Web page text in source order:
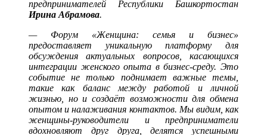
предпринимателей Республики Башкортостан
Ирина Абрамова.
— Форум «Женщина: семья и бизнес»
предоставляет уникальную платформу для
обсуждения актуальных вопросов, касающихся
интеграции женского опыта в бизнес-среду. Это
событие не только поднимает важные темы,
такие как баланс между работой и личной
жизнью, но и создаёт возможности для обмена
опытом и налаживания контактов. Мы видим, как
женщины-руководители и предприниматели
вдохновляют друг друга, делятся успешными